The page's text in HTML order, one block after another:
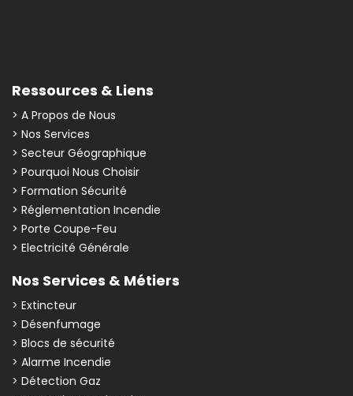
Ressources & Liens
> A Propos de Nous
> Nos Services
> Secteur Géographique
> Pourquoi Nous Choisir
> Formation Sécurité
> Réglementation Incendie
> Porte Coupe-Feu
> Electricité Générale
Nos Services & Métiers
> Extincteur
> Désenfumage
> Blocs de sécurité
> Alarme Incendie
> Détection Gaz